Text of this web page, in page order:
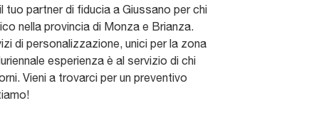
tuo partner di fiducia a Giussano per chi
nella provincia di Monza e Brianza.
di personalizzazione, unici per la zona
esperienza è al servizio di chi
Vieni a trovarci per un preventivo